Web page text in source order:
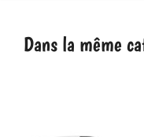
Dans la même